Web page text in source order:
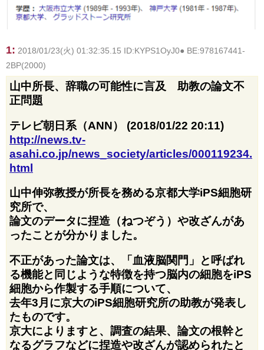
1: 2018/01/23(火) 01:32:35.15 ID:KYPS1OyJ0● BE:978167441-
2BP(2000)
山中所長、辞職の可能性に言及 助教の論文不
正問題
テレビ朝日系（ANN） (2018/01/22 20:11)
http://news.tv-
asahi.co.jp/news_society/articles/000119234.
html
山中伸弥教授が所長を務める京都大学iPS細胞研
究所で、
論文のデータに捏造（ねつぞう）や改ざんがあ
ったことが分かりました。
不正があった論文は、「血液脳関門」と呼ばれ
る機能と同じような特徴を持つ脳内の細胞をiPS
細胞から作製する手順について、
去年3月に京大のiPS細胞研究所の助教が発表し
たものです。
京大によりますと、調査の結果、論文の根幹と
なるグラフなどに捏造や改ざんが認められたと